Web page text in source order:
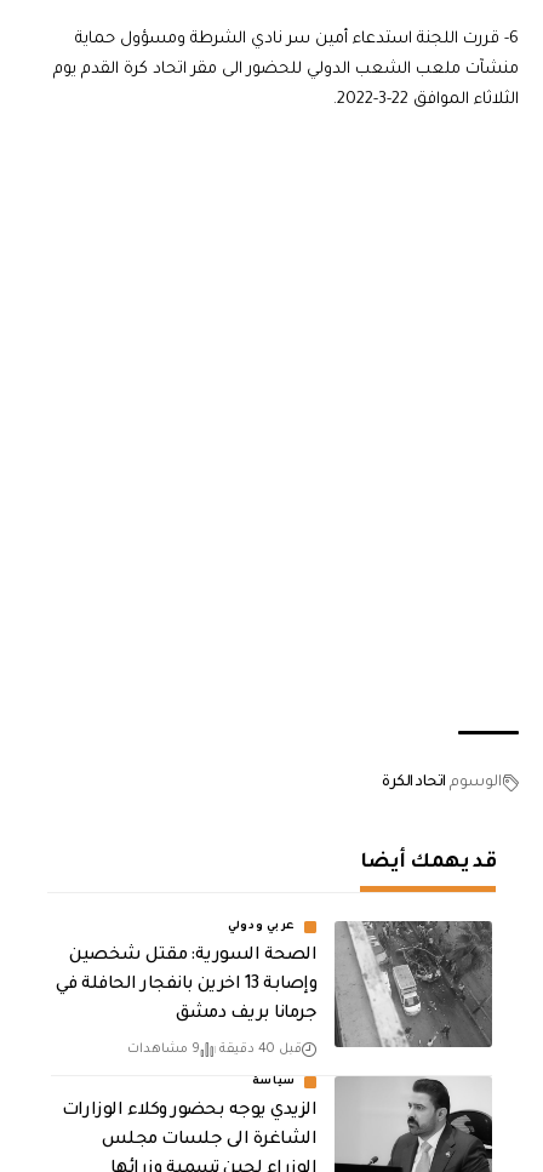
6- قررت اللجنة استدعاء أمين سر نادي الشرطة ومسؤول حماية
منشآت ملعب الشعب الدولي للحضور الى مقر اتحاد كرة القدم يوم
الثلاثاء الموافق 22-3-2022.
الوسوم اتحاد الكرة
قد يهمك أيضا
عربي ودولي
الصحة السورية: مقتل شخصين
وإصابة 13 اخرين بانفجار الحافلة في
جرمانا بريف دمشق
قبل 40 دقيقة 9 مشاهدات
سياسة
الزيدي يوجه بحضور وكلاء الوزارات
الشاغرة الى جلسات مجلس